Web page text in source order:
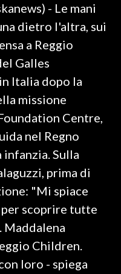
- Le mani
dietro l'altra, sui
a Reggio
Galles
Italia dopo la
missione
Centre,
nel Regno
Sulla
prima di
"Mi spiace
per scoprire tutte
Maddalena
Children.
loro - spiega